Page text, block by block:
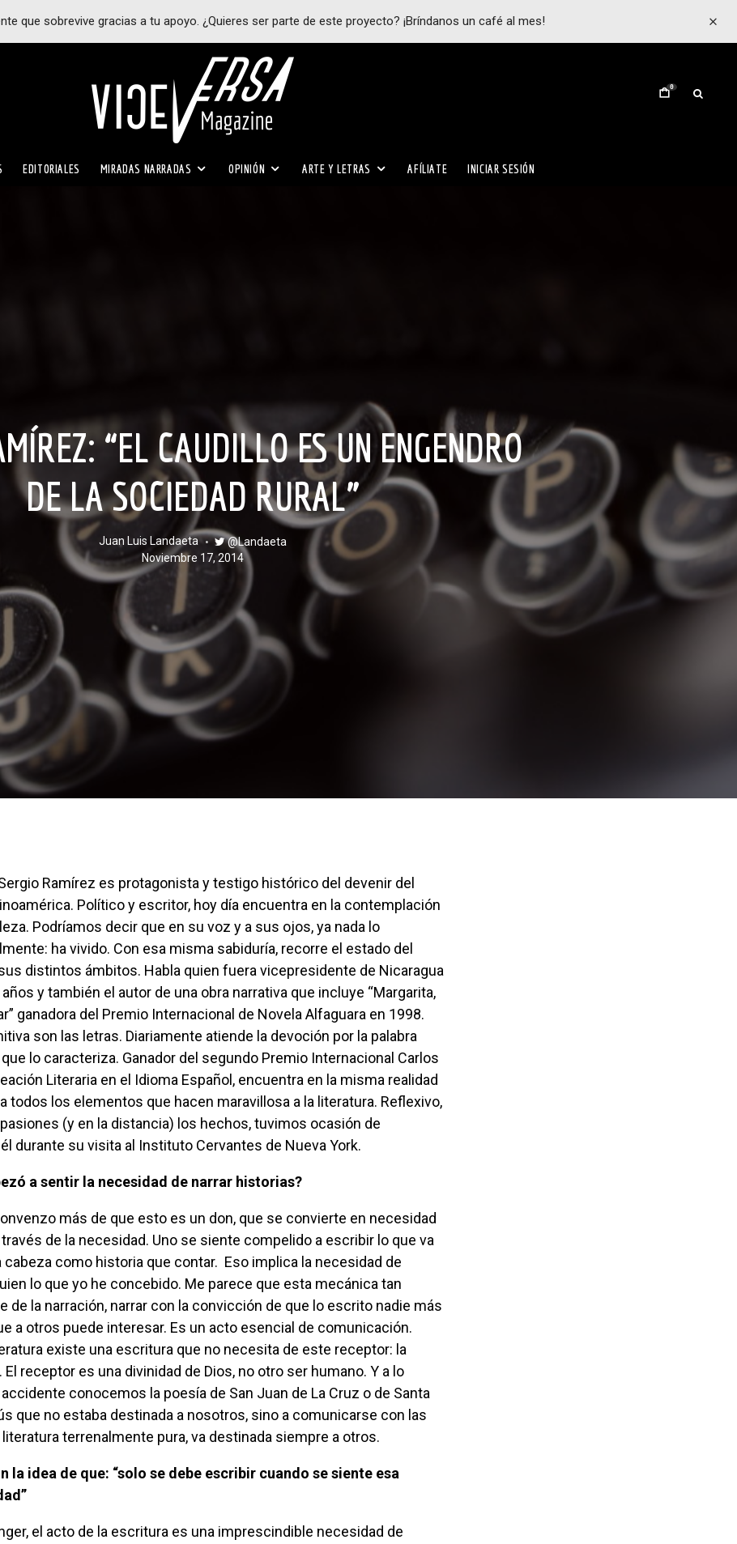
que sobrevive gracias a tu apoyo. ¿Quieres ser parte de este proyecto? ¡Bríndanos un café al mes!
0
EDITORIALES MIRADAS NARRADAS OPINIÓN ARTE Y LETRAS AFÍLIATE INICIAR SESIÓN
DE LA SOCIEDAD RURAL”
Juan Luis Landaeta
@Landaeta
noviembre 17, 2014
Ramírez es protagonista y testigo histórico del devenir del
Político y escritor, hoy día encuentra en la contemplación
Podríamos decir que en su voz y a sus ojos, ya nada lo
ha vivido. Con esa misma sabiduría, recorre el estado del
distintos ámbitos. Habla quien fuera vicepresidente de Nicaragua
y también el autor de una obra narrativa que incluye “Margarita,
ganadora del Premio Internacional de Novela Alfaguara en 1998.
son las letras. Diariamente atiende la devoción por la palabra
lo caracteriza. Ganador del segundo Premio Internacional Carlos
Literaria en el Idioma Español, encuentra en la misma realidad
todos los elementos que hacen maravillosa a la literatura. Reflexivo,
(y en la distancia) los hechos, tuvimos ocasión de
durante su visita al Instituto Cervantes de Nueva York.
a sentir la necesidad de narrar historias?
de la necesidad. Uno se siente compelido a escribir lo que va
cabeza como historia que contar. Eso implica la necesidad de
lo que yo he concebido. Me parece que esta mecánica tan
de la narración, narrar con la convicción de que lo escrito nadie más
a otros puede interesar. Es un acto esencial de comunicación.
existe una escritura que no necesita de este receptor: la
receptor es una divinidad de Dios, no otro ser humano. Y a lo
conocemos la poesía de San Juan de La Cruz o de Santa
que no estaba destinada a nosotros, sino a comunicarse con las
literatura terrenalmente pura, va destinada siempre a otros.